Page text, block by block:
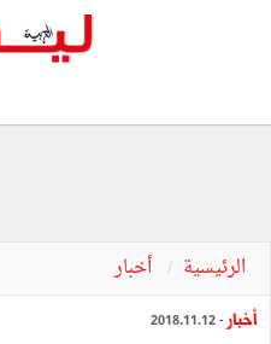
الرئيسية أخبار
أخبار - 2018.11.12